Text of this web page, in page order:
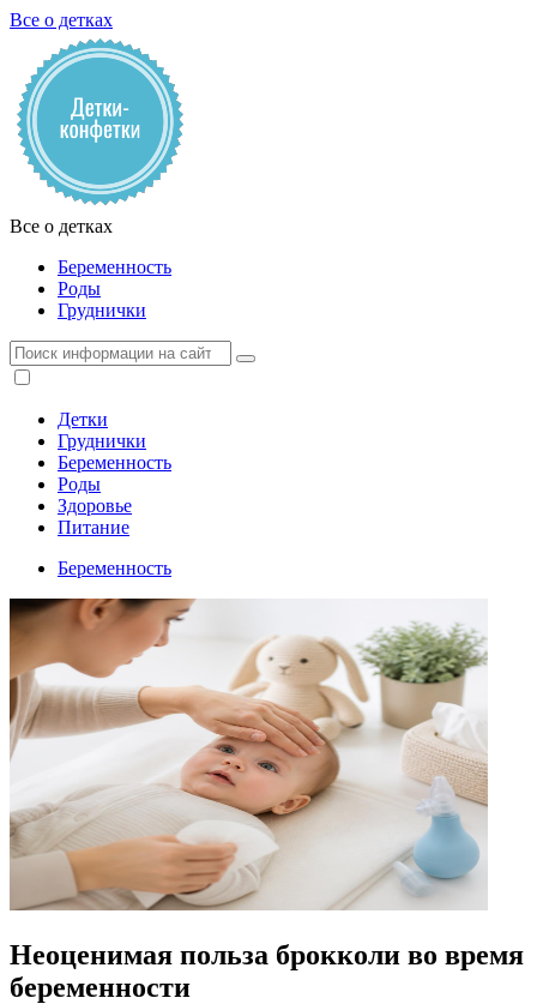
Все о детках
Все о детках
Беременность
Роды
Груднички
Детки
Груднички
Беременность
Роды
Здоровье
Питание
Беременность
Неоценимая польза брокколи во время
беременности